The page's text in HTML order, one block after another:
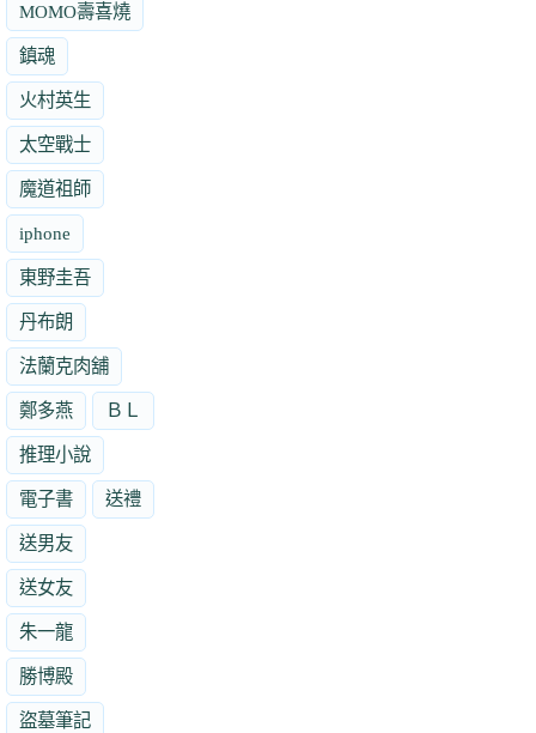
MOMO壽喜燒
鎮魂
火村英生
太空戰士
魔道祖師
iphone
東野圭吾
丹布朗
法蘭克肉舖
鄭多燕 ＢＬ
推理小說
電子書 送禮
送男友
送女友
朱一龍
勝博殿
盜墓筆記